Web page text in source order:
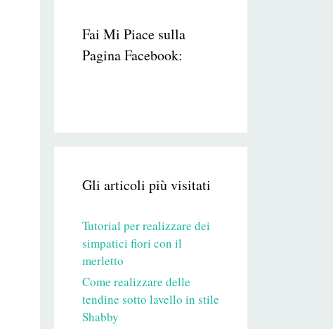
Fai Mi Piace sulla
Pagina Facebook:
Gli articoli più visitati
Tutorial per realizzare dei
simpatici fiori con il
merletto
Come realizzare delle
tendine sotto lavello in stile
Shabby